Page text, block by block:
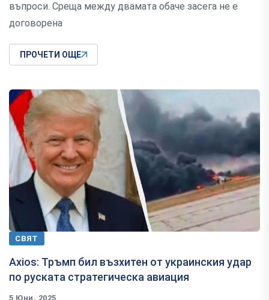
въпроси. Среща между двамата обаче засега не е
договорена
ПРОЧЕТИ ОЩЕ
СВЯТ
Axios: Тръмп бил възхитен от украинския удар
по руската стратегическа авиация
5 Юни, 2025